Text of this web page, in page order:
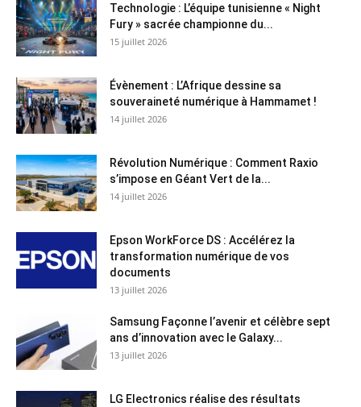
Technologie : L’équipe tunisienne « Night
Fury » sacrée championne du...
15 juillet 2026
Évènement : L’Afrique dessine sa
souveraineté numérique à Hammamet !
14 juillet 2026
Révolution Numérique : Comment Raxio
s’impose en Géant Vert de la...
14 juillet 2026
Epson WorkForce DS : Accélérez la
transformation numérique de vos
documents
13 juillet 2026
Samsung Façonne l’avenir et célèbre sept
ans d’innovation avec le Galaxy...
13 juillet 2026
LG Electronics réalise des résultats